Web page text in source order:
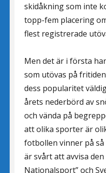
skidåkning som inte
topp-fem placering
flest registrerade
Men det är i första
som utövas på
dess popularitet
årets nederbörd av
och vända på
att olika sporter är
fotbollen vinner på
är svårt att avvisa den
Nationalsport” och